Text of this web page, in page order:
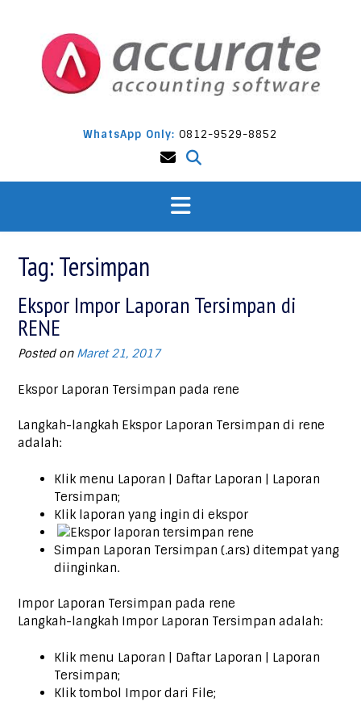
WhatsApp Only: 0812-9529-8852
Tag:Tersimpan
Ekspor Impor Laporan Tersimpan di
RENE
Posted on Maret 21, 2017
Ekspor Laporan Tersimpan pada rene
Langkah-langkah Ekspor Laporan Tersimpan di rene
adalah:
Klik menu Laporan | Daftar Laporan | Laporan
Tersimpan;
Klik laporan yang ingin di ekspor
Simpan Laporan Tersimpan (.ars) ditempat yang
diinginkan.
Impor Laporan Tersimpan pada rene
Langkah-langkah Impor Laporan Tersimpan adalah:
Klik menu Laporan | Daftar Laporan | Laporan
Tersimpan;
Klik tombol Impor dari File;